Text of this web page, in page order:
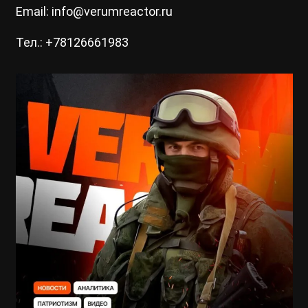
Email: info@verumreactor.ru
Тел.: +78126661983